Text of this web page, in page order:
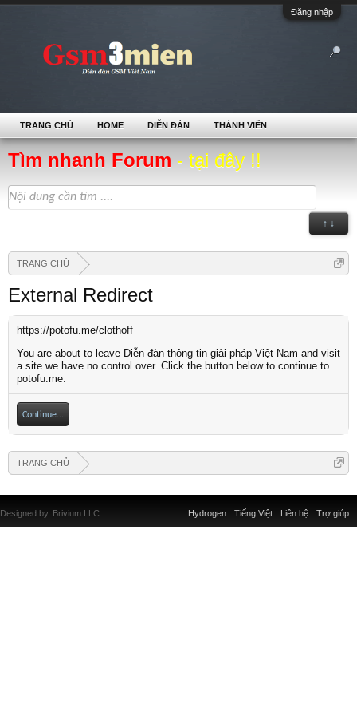
Đăng nhập
Tìm nhanh Forum - tại đây !!
↑ ↓
TRANG CHỦ
External Redirect
https://potofu.me/clothoff
You are about to leave Diễn đàn thông tin giải pháp Việt Nam and visit
a site we have no control over. Click the button below to continue to
potofu.me.
Continue...
TRANG CHỦ
TRANG CHỦ HOME DIỄN ĐÀN THÀNH VIÊN
Liên hệ Trợ giúp
Hydrogen Tiếng Việt
Designed by Brivium LLC.